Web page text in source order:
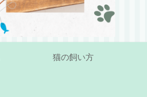
猫の飼い方